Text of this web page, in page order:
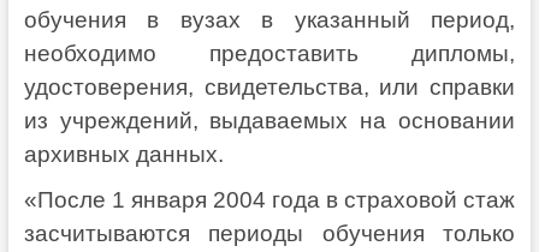
обучения в вузах в указанный период,
необходимо предоставить дипломы,
удостоверения, свидетельства, или справки
из учреждений, выдаваемых на основании
архивных данных.
«После 1 января 2004 года в страховой стаж
засчитываются периоды обучения только